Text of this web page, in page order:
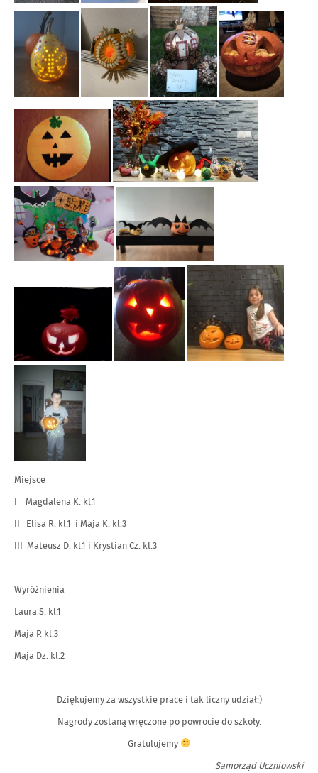
Miejsce
I Magdalena K. kl.1
II Elisa R. kl.1 i Maja K. kl.3
III Mateusz D. kl.1 i Krystian Cz. kl.3
Wyróżnienia
Laura S. kl.1
Maja P. kl.3
Maja Dz. kl.2
Dziękujemy za wszystkie prace i tak liczny udział:)
Nagrody zostaną wręczone po powrocie do szkoły.
Gratulujemy
Samorząd Uczniowski